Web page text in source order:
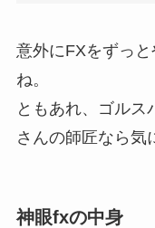
意外にFXをずっ
ね。
ともあれ、ゴルス
さんの師匠なら気
神眼fxの中身